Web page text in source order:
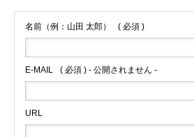
名前（例：山田 太郎） ( 必須 )
E-MAIL ( 必須 ) - 公開されません -
URL